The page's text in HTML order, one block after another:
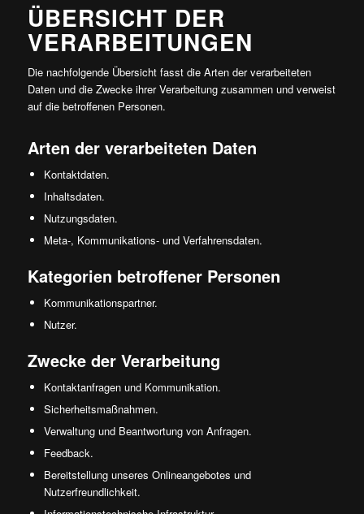
ÜBERSICHT DER
VERARBEITUNGEN
Die nachfolgende Übersicht fasst die Arten der verarbeiteten
Daten und die Zwecke ihrer Verarbeitung zusammen und verweist
auf die betroffenen Personen.
Arten der verarbeiteten Daten
Kontaktdaten.
Inhaltsdaten.
Nutzungsdaten.
Meta-, Kommunikations- und Verfahrensdaten.
Kategorien betroffener Personen
Kommunikationspartner.
Nutzer.
Zwecke der Verarbeitung
Kontaktanfragen und Kommunikation.
Sicherheitsmaßnahmen.
Verwaltung und Beantwortung von Anfragen.
Feedback.
Bereitstellung unseres Onlineangebotes und
Nutzerfreundlichkeit.